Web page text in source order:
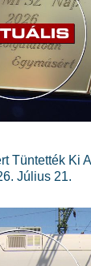
Tüntették Ki
Július 21.